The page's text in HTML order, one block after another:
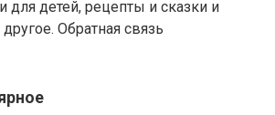
для детей, рецепты и сказки и
Обратная связь